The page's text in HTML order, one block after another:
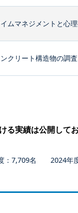
イムマネジメントと心
クリート構造物の調
実績は公開してお
7,709名 2024年度